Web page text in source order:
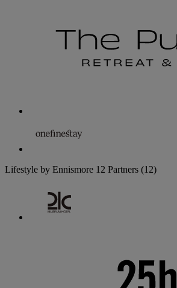
Lifestyle by Ennismore 12 Partners (12)